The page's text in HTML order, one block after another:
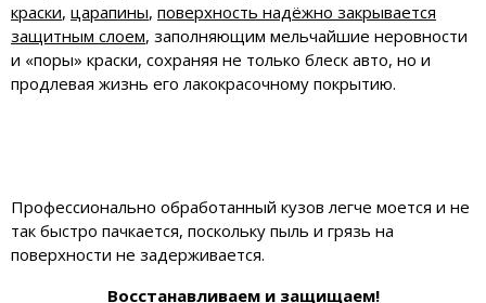
краски, царапины, поверхность надёжно закрывается
защитным слоем, заполняющим мельчайшие неровности
и «поры» краски, сохраняя не только блеск авто, но и
продлевая жизнь его лакокрасочному покрытию.
Профессионально обработанный кузов легче моется и не
так быстро пачкается, поскольку пыль и грязь на
поверхности не задерживается.
Восстанавливаем и защищаем!